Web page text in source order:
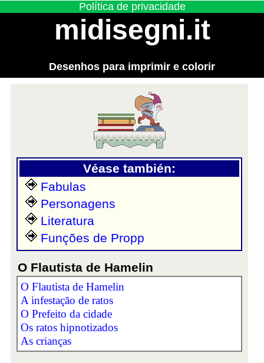
Política de privacidade
midisegni.it
Desenhos para imprimir e colorir
Véase también:
Fabulas
Personagens
Literatura
Funções de Propp
O Flautista de Hamelin
O Flautista de Hamelin
A infestação de ratos
O Prefeito da cidade
Os ratos hipnotizados
As crianças